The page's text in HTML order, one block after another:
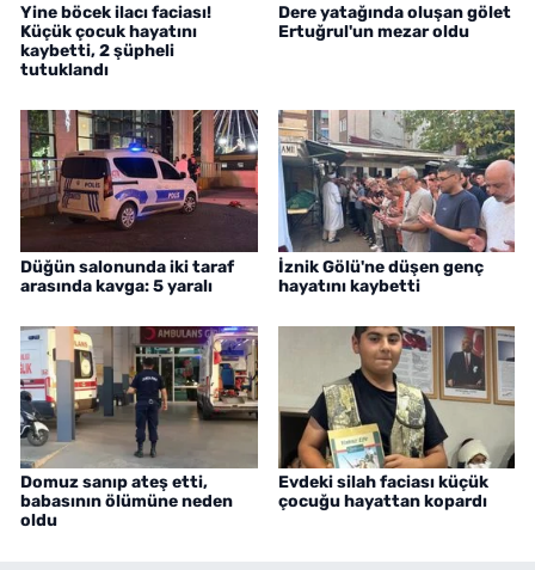
Yine böcek ilacı faciası!
Küçük çocuk hayatını
kaybetti, 2 şüpheli
tutuklandı
Dere yatağında oluşan gölet
Ertuğrul'un mezar oldu
Düğün salonunda iki taraf
arasında kavga: 5 yaralı
İznik Gölü'ne düşen genç
hayatını kaybetti
Domuz sanıp ateş etti,
babasının ölümüne neden
oldu
Evdeki silah faciası küçük
çocuğu hayattan kopardı